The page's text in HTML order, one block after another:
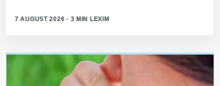
7 AUGUST 2026 · 3 MIN LEXIM